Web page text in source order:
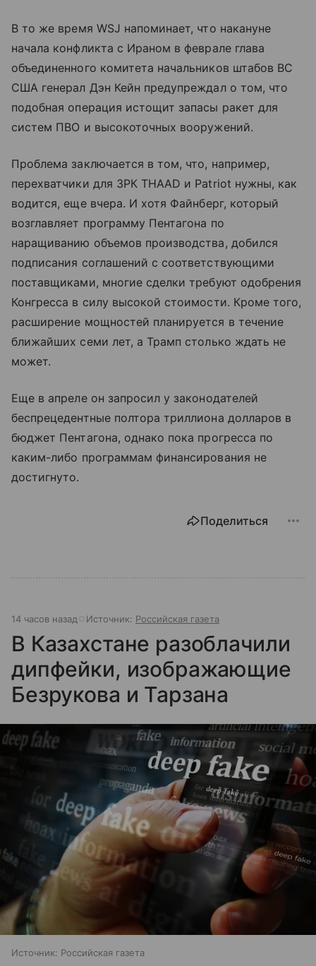
В то же время WSJ напоминает, что накануне
начала конфликта с Ираном в феврале глава
объединенного комитета начальников штабов ВС
США генерал Дэн Кейн предупреждал о том, что
подобная операция истощит запасы ракет для
систем ПВО и высокоточных вооружений.
Проблема заключается в том, что, например,
перехватчики для ЗРК THAAD и Patriot нужны, как
водится, еще вчера. И хотя Файнберг, который
возглавляет программу Пентагона по
наращиванию объемов производства, добился
подписания соглашений с соответствующими
поставщиками, многие сделки требуют одобрения
Конгресса в силу высокой стоимости. Кроме того,
расширение мощностей планируется в течение
ближайших семи лет, а Трамп столько ждать не
может.
Еще в апреле он запросил у законодателей
беспрецедентные полтора триллиона долларов в
бюджет Пентагона, однако пока прогресса по
каким-либо программам финансирования не
достигнуто.
Поделиться
14 часов назад Источник: Российская газета
В Казахстане разоблачили
дипфейки, изображающие
Безрукова и Тарзана
Источник: Российская газета